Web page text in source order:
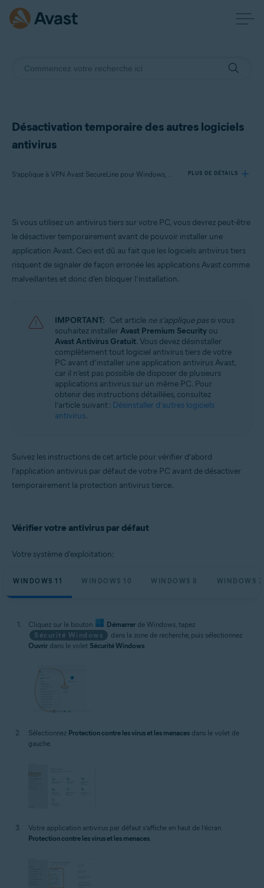
Désactivation temporaire des autres logiciels
antivirus
S’applique à VPN Avast SecureLine pour Windows, Avast AntiTrack pour Windows, Avast BreachGuard pour Windows, Avast Cleanup Premium pour Windows, Avast Driver Updater pour Windows, Avast Battery Saver pour Windows PLUS DE DÉTAILS
Produits:
VPN Avast SecureLine 5.x pour Windows
Avast BreachGuard 22.x pour Windows
Avast Cleanup Premium 22.x pour Windows
Avast Driver Updater 22.x pour Windows
Microsoft Windows 11 Famille/Pro/Entreprise/Éducation
Microsoft Windows 10 Famille/Pro/Entreprise/Éducation (32/64 bits)
Microsoft Windows 8.1/Professionnel/Entreprise (32/64 bits)
Microsoft Windows 8/Professionnel/Entreprise (32/64 bits)
Microsoft Windows 7 Édition Familiale Basique/Édition Familiale
Premium/Professionnel/Entreprise/Édition Intégrale - Service Pack 2
(32/64 bits)
Si vous utilisez un antivirus tiers sur votre PC, vous devrez peut-être
le désactiver temporairement avant de pouvoir installer une
application Avast. Ceci est dû au fait que les logiciels antivirus tiers
risquent de signaler de façon erronée les applications Avast comme
malveillantes et donc d’en bloquer l’installation.
IMPORTANT: Cet article ne s’applique passi vous
souhaitez installerAvast Premium Security ou
Avast Antivirus Gratuit. Vous devez désinstaller
complètement tout logiciel antivirus tiers de votre
PC avant d’installer une application antivirus Avast,
car il n’est pas possible de disposer de plusieurs
applications antivirus sur un même PC. Pour
obtenir des instructions détaillées, consultez
l’article suivant : Désinstaller d’autres logiciels
antivirus.
Suivez les instructions de cet article pour vérifier d’abord
l’application antivirus par défaut de votre PC avant de désactiver
temporairement la protection antivirus tierce.
Vérifier votre antivirus par défaut
Votre système d'exploitation:
WINDOWS 11 WINDOWS 10 WINDOWS 8 WINDOWS 7
Cliquez sur le bouton Démarrer de Windows, tapez
Sécurité Windows
dans la zone de recherche, puis sélectionnez
Ouvrir dans le volet Sécurité Windows.
Sélectionnez Protection contre les virus et les menaces dans le volet de
gauche.
Votre application antivirus par défaut s’affiche en haut de l’écran
Protection contre les virus et les menaces.